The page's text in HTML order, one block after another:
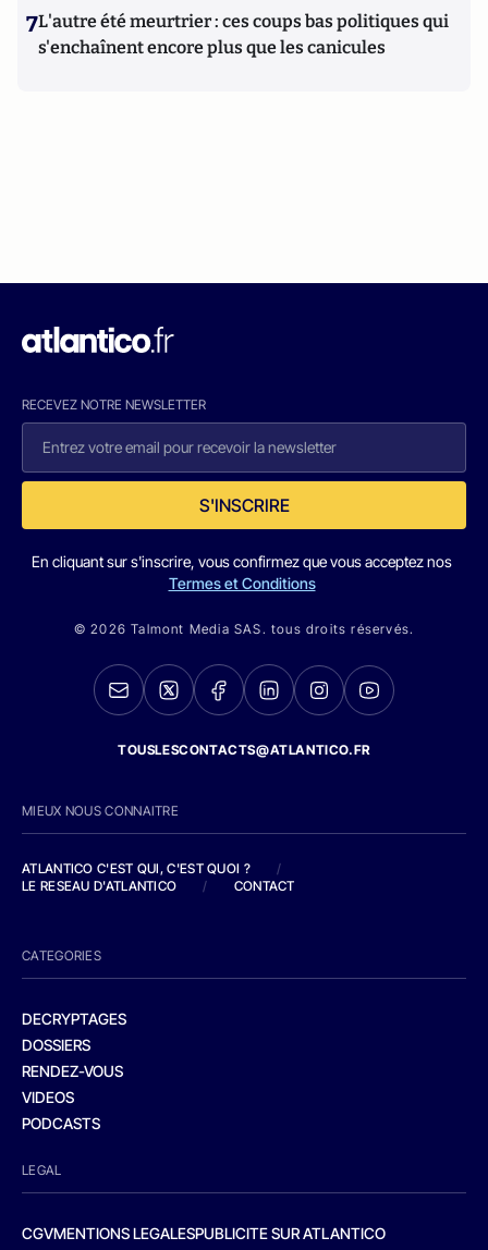
7L'autre été meurtrier : ces coups bas politiques qui
s'enchaînent encore plus que les canicules
RECEVEZ NOTRE NEWSLETTER
S'INSCRIRE
En cliquant sur s'inscrire, vous confirmez que vous acceptez nos
Termes et Conditions
© 2026 Talmont Media SAS. tous droits réservés.
TOUSLESCONTACTS@ATLANTICO.FR
MIEUX NOUS CONNAITRE
ATLANTICO C'EST QUI, C'EST QUOI ?
/
LE RESEAU D'ATLANTICO
/ CONTACT
CATEGORIES
DECRYPTAGES
DOSSIERS
RENDEZ-VOUS
VIDEOS
PODCASTS
LEGAL
CGVMENTIONS LEGALESPUBLICITE SUR ATLANTICO